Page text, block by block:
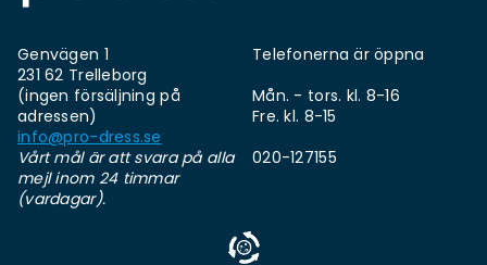
Genvägen 1
231 62 Trelleborg
(ingen försäljning på
adressen)
info@pro-dress.se
Vårt mål är att svara på alla
mejl inom 24 timmar
(vardagar).
Telefonerna är öppna
Mån. - tors. kl. 8-16
Fre. kl. 8-15
020-127155